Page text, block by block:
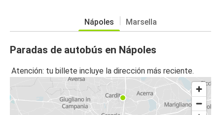
Nápoles Marsella
Paradas de autobús en Nápoles
Atención: tu billete incluye la dirección más reciente.